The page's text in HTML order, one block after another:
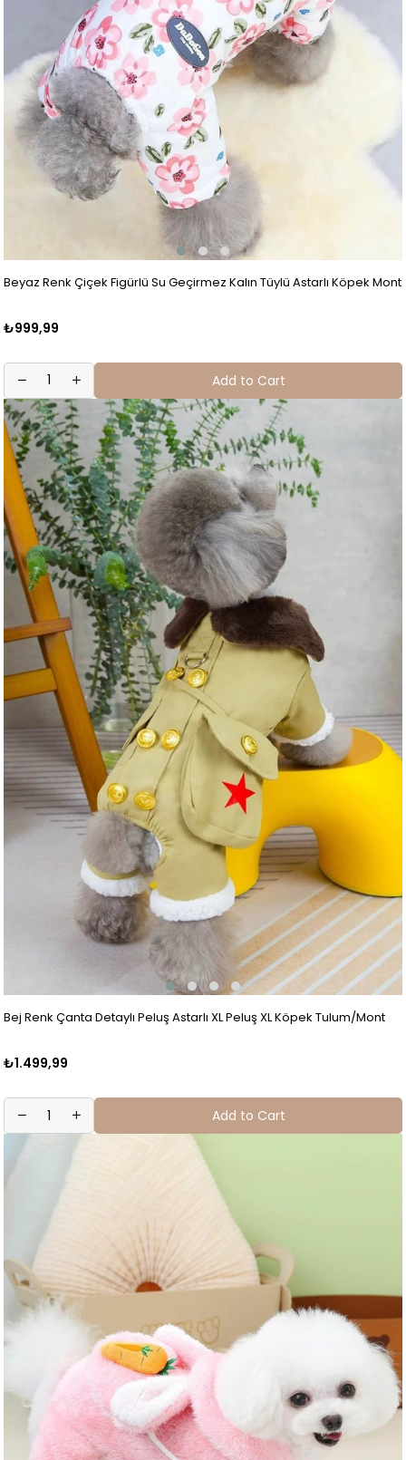
Beyaz Renk Çiçek Figürlü Su Geçirmez Kalın Tüylü Astarlı Köpek Mont
₺999,99
Add to Cart
Bej Renk Çanta Detaylı Peluş Astarlı XL Peluş XL Köpek Tulum/Mont
₺1.499,99
Add to Cart